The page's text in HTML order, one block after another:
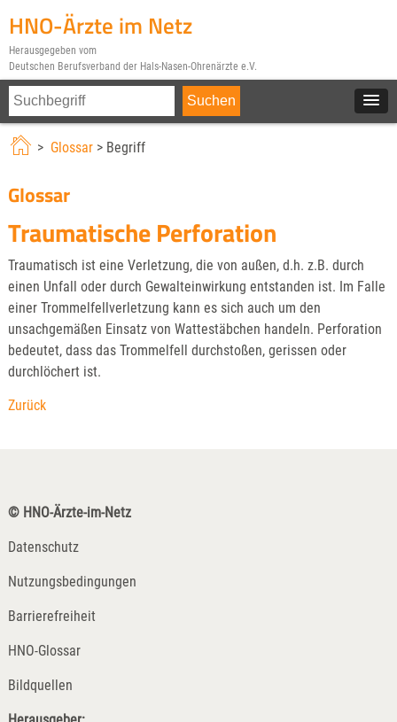
HNO-Ärzte im Netz
Herausgegeben vom
Deutschen Berufsverband der Hals-Nasen-Ohrenärzte e.V.
> Glossar> Begriff
Glossar
Traumatische Perforation
Traumatisch ist eine Verletzung, die von außen, d.h. z.B. durch
einen Unfall oder durch Gewalteinwirkung entstanden ist. Im Falle
einer Trommelfellverletzung kann es sich auch um den
unsachgemäßen Einsatz von Wattestäbchen handeln. Perforation
bedeutet, dass das Trommelfell durchstoßen, gerissen oder
durchlöchert ist.
Zurück
© HNO-Ärzte-im-Netz
Datenschutz
Nutzungsbedingungen
Barrierefreiheit
HNO-Glossar
Bildquellen